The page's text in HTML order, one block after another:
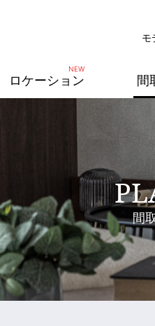
ロケーション 間
モ
間